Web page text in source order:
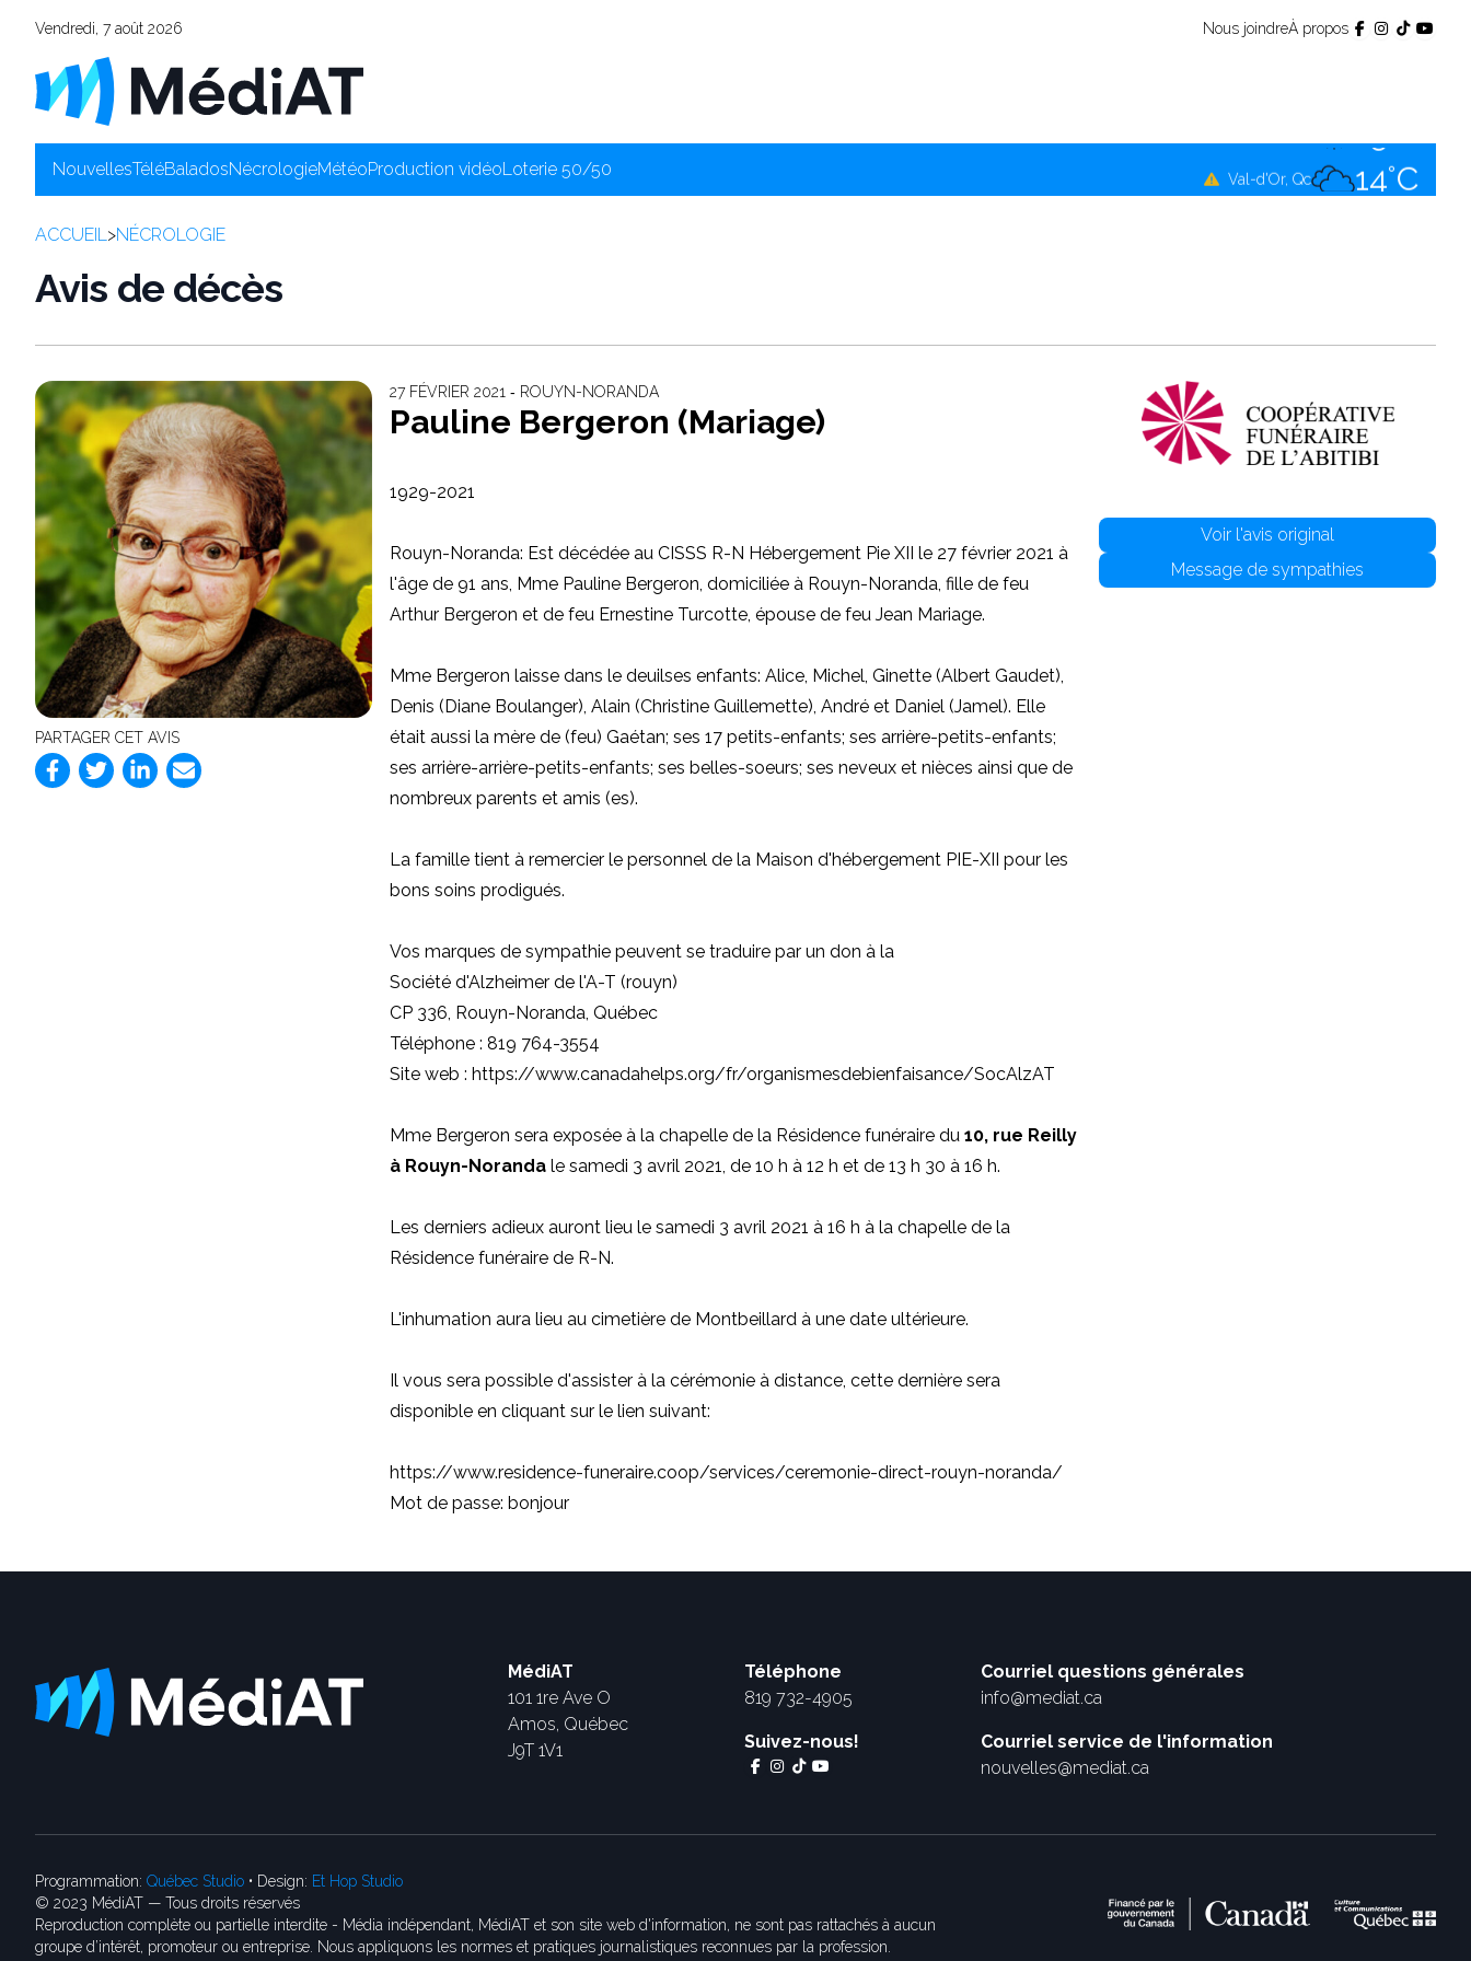
Vendredi, 7 août 2026 Nous joindreÀ propos
NouvellesTéléBaladosNécrologieMétéoProduction vidéoLoterie 50/50 Val-d'Or, Qc 14°C
ACCUEIL>NÉCROLOGIE
Avis de décès
PARTAGER CET AVIS
27 FÉVRIER 2021 ‐ ROUYN-NORANDA
Pauline Bergeron (Mariage)
1929-2021
Rouyn-Noranda: Est décédée au CISSS R-N Hébergement Pie XII le 27 février 2021 à
l'âge de 91 ans, Mme Pauline Bergeron, domiciliée à Rouyn-Noranda, fille de feu
Arthur Bergeron et de feu Ernestine Turcotte, épouse de feu Jean Mariage.
Mme Bergeron laisse dans le deuilses enfants: Alice, Michel, Ginette (Albert Gaudet),
Denis (Diane Boulanger), Alain (Christine Guillemette), André et Daniel (Jamel). Elle
était aussi la mère de (feu) Gaétan; ses 17 petits-enfants; ses arrière-petits-enfants;
ses arrière-arrière-petits-enfants; ses belles-soeurs; ses neveux et nièces ainsi que de
nombreux parents et amis (es).
La famille tient à remercier le personnel de la Maison d'hébergement PIE-XII pour les
bons soins prodigués.
Vos marques de sympathie peuvent se traduire par un don à la
Société d'Alzheimer de l'A-T (rouyn)
CP 336, Rouyn-Noranda, Québec
Téléphone : 819 764-3554
Site web : https://www.canadahelps.org/fr/organismesdebienfaisance/SocAlzAT
Mme Bergeron sera exposée à la chapelle de la Résidence funéraire du 10, rue Reilly
à Rouyn-Noranda le samedi 3 avril 2021, de 10 h à 12 h et de 13 h 30 à 16 h.
Les derniers adieux auront lieu le samedi 3 avril 2021 à 16 h à la chapelle de la
Résidence funéraire de R-N.
L'inhumation aura lieu au cimetière de Montbeillard à une date ultérieure.
Il vous sera possible d'assister à la cérémonie à distance, cette dernière sera
disponible en cliquant sur le lien suivant:
https://www.residence-funeraire.coop/services/ceremonie-direct-rouyn-noranda/
Mot de passe: bonjour
Voir l'avis original
Message de sympathies
MédiAT
101 1re Ave O
Amos, Québec
J9T 1V1
Téléphone
819 732-4905
Suivez-nous!
Courriel questions générales
info@mediat.ca
Courriel service de l'information
nouvelles@mediat.ca
Programmation: Québec Studio • Design: Et Hop Studio
© 2023 MédiAT — Tous droits réservés
Reproduction complète ou partielle interdite - Média indépendant, MédiAT et son site web d'information, ne sont pas rattachés à aucun
groupe d’intérêt, promoteur ou entreprise. Nous appliquons les normes et pratiques journalistiques reconnues par la profession.